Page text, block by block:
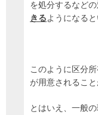
を処分するなどの
きるようになると
このように区分
が用意されること
とはいえ、一般